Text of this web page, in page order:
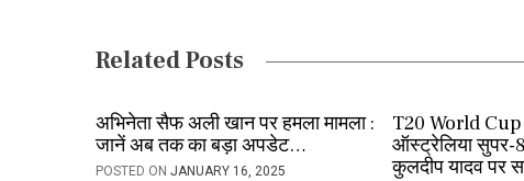
v
i
g
Related Posts
अभिनेता सैफ अली खान पर हमला मामला :
जानें अब तक का बड़ा अपडेट…
POSTED ON JANUARY 16, 2025
T20 World Cup
ऑस्ट्रेलिया सुपर-
कुलदीप यादव पर